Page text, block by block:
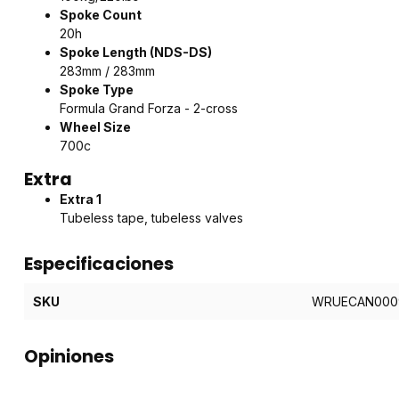
Spoke Count
20h
Spoke Length (NDS-DS)
283mm / 283mm
Spoke Type
Formula Grand Forza - 2-cross
Wheel Size
700c
Extra
Extra 1
Tubeless tape, tubeless valves
Especificaciones
SKU
Opiniones